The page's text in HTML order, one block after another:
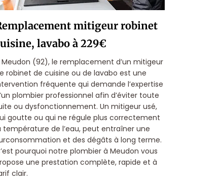
mitigeur robinet
lavabo à 229€
Meudon (92), le remplacement d’un mitigeur
robinet de cuisine ou de lavabo est une
fréquente qui demande l’expertise
plombier professionnel afin d’éviter toute
ou dysfonctionnement. Un mitigeur usé,
goutte ou qui ne régule plus correctement
température de l’eau, peut entraîner une
et des dégâts à long terme.
pourquoi notre plombier à Meudon vous
une prestation complète, rapide et à
clair.